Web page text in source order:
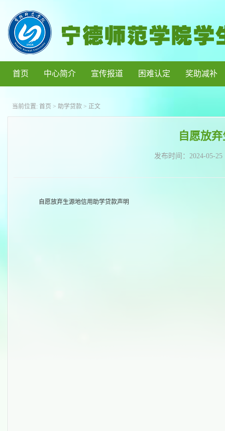
首页 中心简介 宣传报道 困难认定 奖助减补
当前位置: 首页 > 助学贷款 > 正文
自愿放
发布时间：2024-05-25
自愿放弃生源地信用助学贷款声明